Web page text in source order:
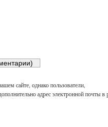
сайте, однако пользователи,
адрес электронной почты в